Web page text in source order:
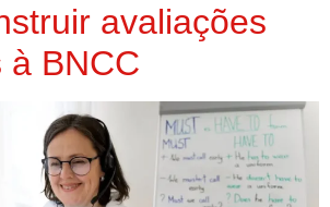
avaliações
à BNCC